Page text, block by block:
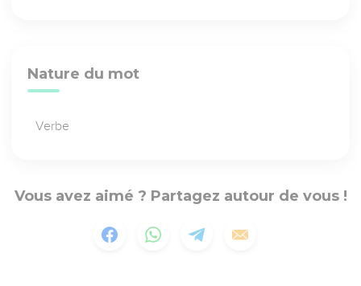
Nature du mot
Verbe
Vous avez aimé ? Partagez autour de vous !